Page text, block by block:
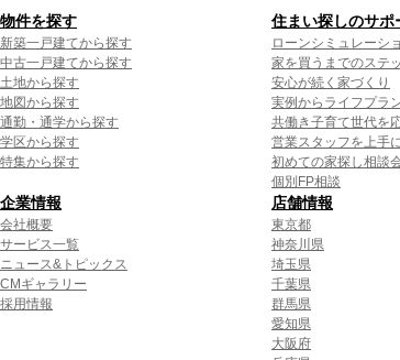
物件を探す
新築一戸建てから探す
中古一戸建てから探す
土地から探す
地図から探す
通勤・通学から探す
学区から探す
特集から探す
住まい探しのサポ
ローンシミュレーシ
家を買うまでのステ
安心が続く家づくり
実例からライフプラ
共働き子育て世代を
営業スタッフを上手
初めての家探し相談
個別FP相談
企業情報
会社概要
サービス一覧
ニュース&トピックス
CMギャラリー
採用情報
店舗情報
東京都
神奈川県
埼玉県
千葉県
群馬県
愛知県
大阪府